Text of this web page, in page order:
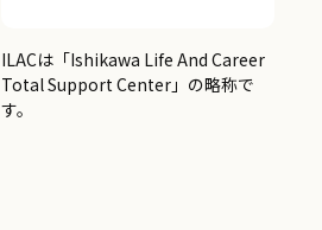
ILACは「Ishikawa Life And Career
Total Support Center」の略称で
す。